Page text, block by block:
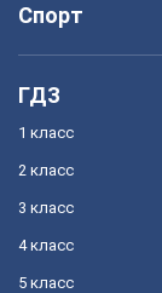
Спорт
ГДЗ
1 класс
2 класс
3 класс
4 класс
5 класс